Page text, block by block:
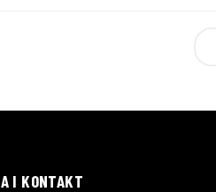
I KONTAKT